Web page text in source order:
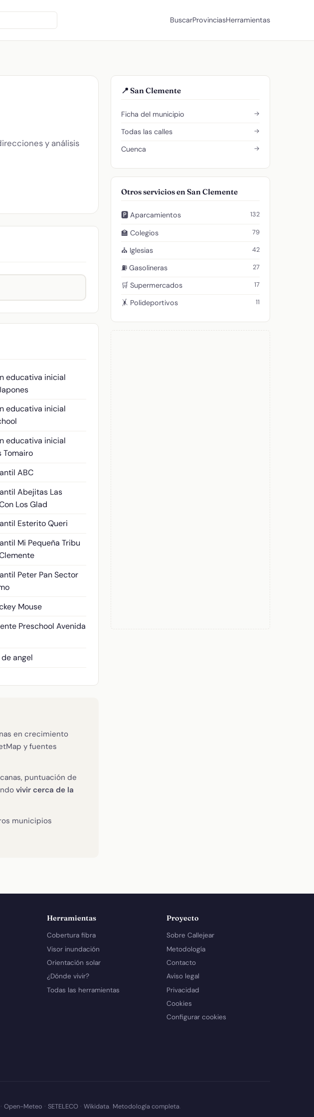
BuscarProvinciasHerramientas
y análisis
educativa inicial
educativa inicial
educativa inicial
Tomairo
ABC
Abejitas Las
Los Glad
EsteritoQueri
Mi Pequeña Tribu
Peter PanSector
Mouse
Preschool Avenida
angel
en crecimiento
y fuentes
puntuación de
vivir cerca de la
municipios
📍 San Clemente
Ficha del municipio →
Todas las calles →
Cuenca →
Otros servicios en San Clemente
🅿️ Aparcamientos 132
🏫 Colegios 79
⛪ Iglesias 42
⛽ Gasolineras 27
🛒 Supermercados 17
🤸 Polideportivos 11
Herramientas
Cobertura fibra
Visor inundación
Orientación solar
¿Dónde vivir?
Todas las herramientas
Proyecto
Sobre Callejear
Metodología
Contacto
Aviso legal
Privacidad
Cookies
Configurar cookies
· Open-Meteo · SETELECO · Wikidata. Metodología completa.